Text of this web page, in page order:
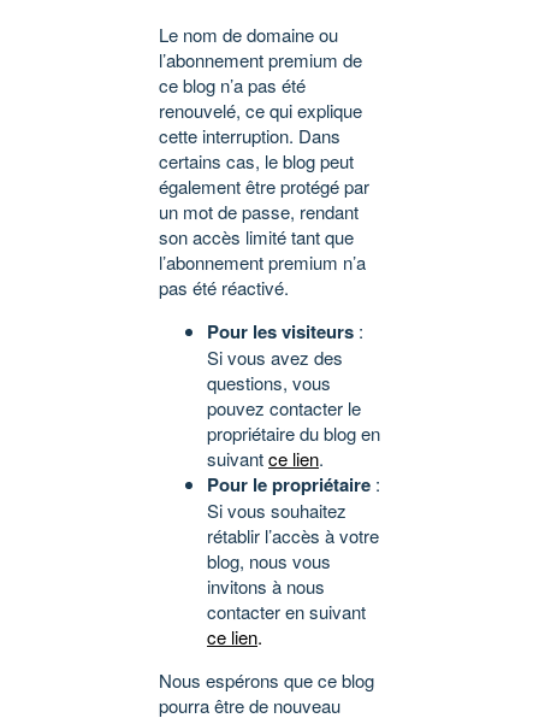
Le nom de domaine ou
l’abonnement premium de
ce blog n’a pas été
renouvelé, ce qui explique
cette interruption. Dans
certains cas, le blog peut
également être protégé par
un mot de passe, rendant
son accès limité tant que
l’abonnement premium n’a
pas été réactivé.
Pour les visiteurs :
Si vous avez des
questions, vous
pouvez contacter le
propriétaire du blog en
suivantce lien.
Pour le propriétaire :
Si vous souhaitez
rétablir l’accès à votre
blog, nous vous
invitons à nous
contacter en suivant
ce lien.
Nous espérons que ce blog
pourra être de nouveau